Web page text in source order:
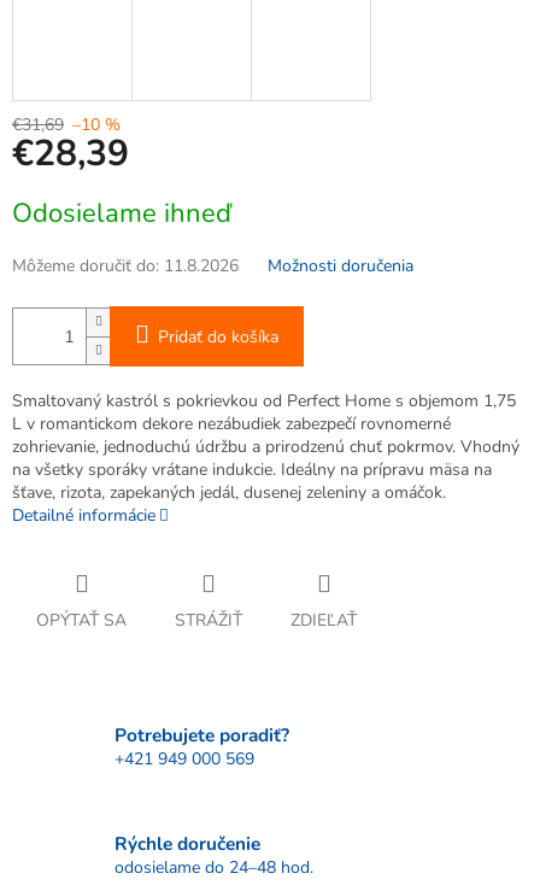
€31,69 –10 %
€28,39
cena:
Odosielame ihneď
Môžeme doručiť do: 11.8.2026 Možnosti doručenia
Pridať do košíka
Smaltovaný kastról s pokrievkou od Perfect Home s objemom 1,75
L v romantickom dekore nezábudiek zabezpečí rovnomerné
zohrievanie, jednoduchú údržbu a prirodzenú chuť pokrmov. Vhodný
na všetky sporáky vrátane indukcie. Ideálny na prípravu mäsa na
šťave, rizota, zapekaných jedál, dusenej zeleniny a omáčok.
Detailné informácie
OPÝTAŤ SA STRÁŽIŤ ZDIEĽAŤ
Potrebujete poradiť?
+421 949 000 569
Rýchle doručenie
odosielame do 24–48 hod.